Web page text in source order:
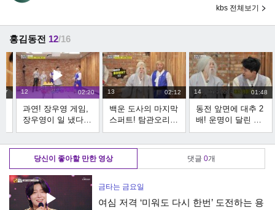
kbs 전체보기
홍김동전 12/16
12 02:20
과연! 장우영 게임,
장우영이 일 냈다 |
KBS 220714 방송
13 02:12
백운 도사의 마지막
스퍼트! 탐관오리
검거 완료 | KBS
220714 방송
14 01:48
동전 앞면에 대추 2
배! 운명이 달린 동
전※ 막판 뒤집기 |
KBS 220714 방송
당신이 좋아할 만한 영상 댓글 0개
금타는 금요일
여심 저격 ‘미워도 다시 한번’ 도전하는 용